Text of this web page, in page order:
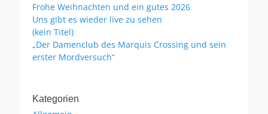
Frohe Weihnachten und ein gutes 2026
Uns gibt es wieder live zu sehen
(kein Titel)
„Der Damenclub des Marquis Crossing und sein
erster Mordversuch“
Kategorien